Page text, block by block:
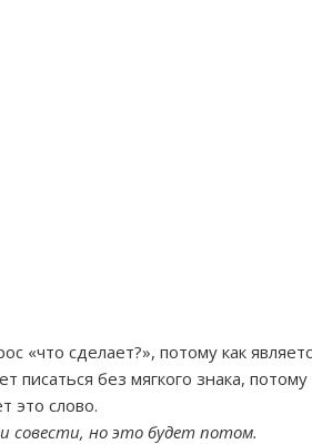
«что сделает?», потому как
писаться без мягкого знака,
это слово.
совести, но это будет потом.